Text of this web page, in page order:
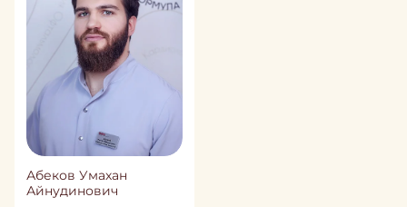
Абеков Умахан
Айнудинович